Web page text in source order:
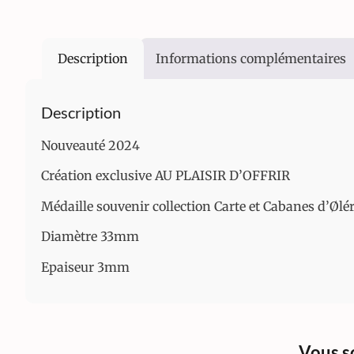
Description Informations complémentaires
Description
Nouveauté 2024
Création exclusive AU PLAISIR D’OFFRIR
Médaille souvenir collection Carte et Cabanes
Diamètre 33mm
Epaiseur 3mm